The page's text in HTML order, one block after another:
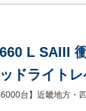
L SAIII
ドライト